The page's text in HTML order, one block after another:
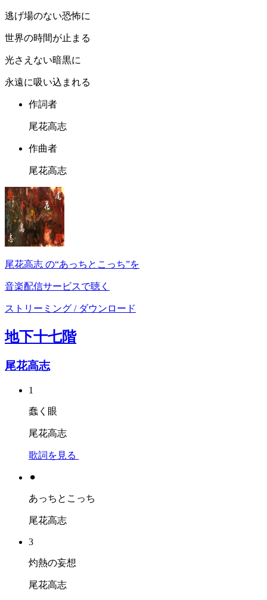
逃げ場のない恐怖に
世界の時間が止まる
光さえない暗黒に
永遠に吸い込まれる
作詞者
尾花高志
作曲者
尾花高志
尾花高志 の“あっちとこっち”を
音楽配信サービスで聴く
ストリーミング / ダウンロード
地下十七階
尾花高志
1
蠢く眼
尾花高志
歌詞を見る
⚫︎
あっちとこっち
尾花高志
3
灼熱の妄想
尾花高志